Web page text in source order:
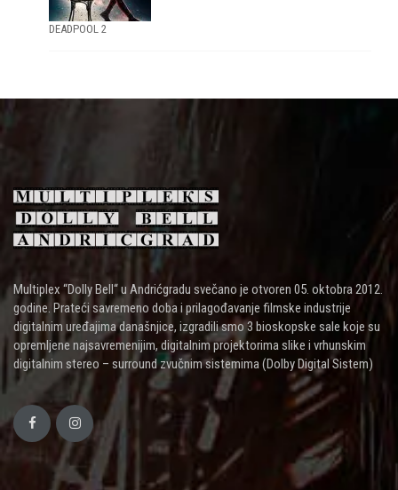
DEADPOOL 2
Multiplex “Dolly Bell“ u Andrićgradu svečano je otvoren 05. oktobra 2012.
godine. Prateći savremeno doba i prilagođavanje filmske industrije
digitalnim uređajima današnjice, izgradili smo 3 bioskopske sale koje su
opremljene najsavremenijim, digitalnim projektorima slike i vrhunskim
digitalnim stereo – surround zvučnim sistemima (Dolby Digital Sistem)